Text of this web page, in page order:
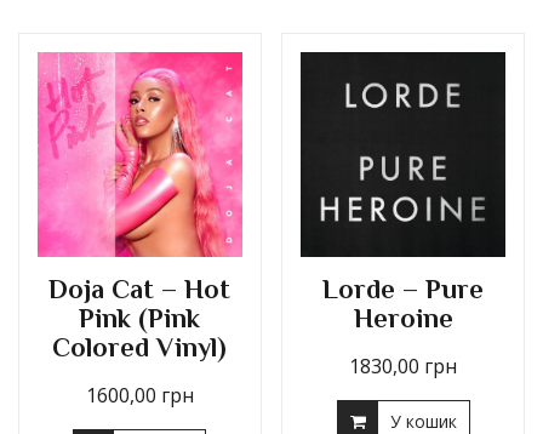
Doja Cat – Hot
Pink (Pink
Colored Vinyl)
1600,00 грн
Lorde – Pure
Heroine
1830,00 грн
У кошик